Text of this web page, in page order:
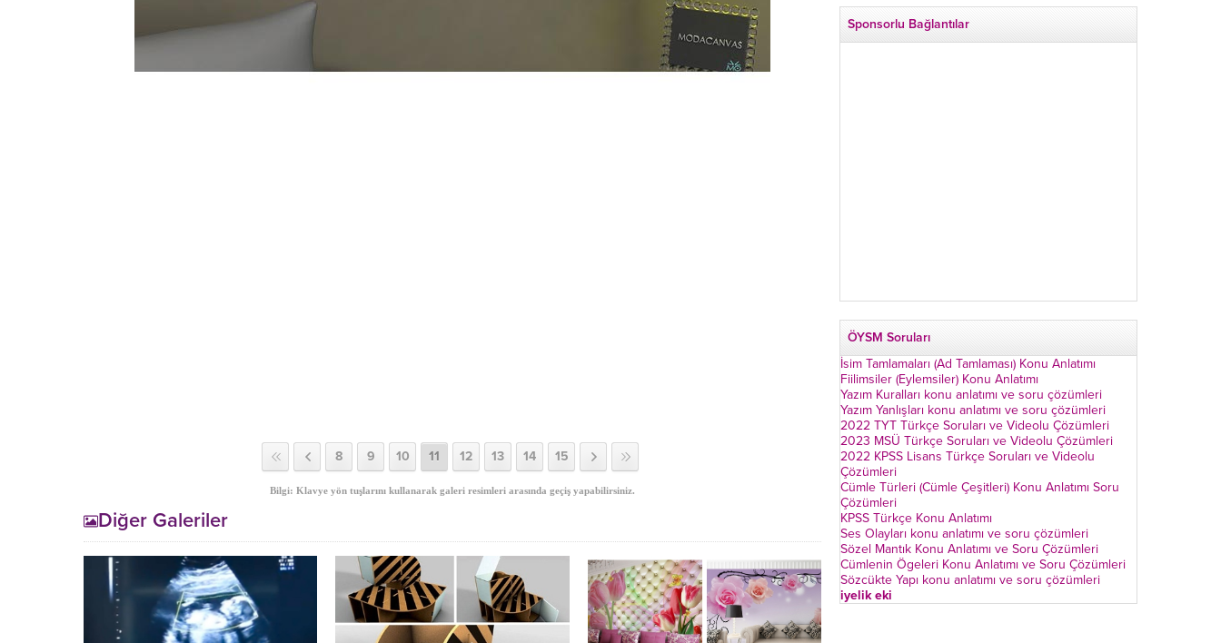
8 9 10 11 12 13 14 15
Bilgi: Klavye yön tuşlarını kullanarak galeri resimleri arasında geçiş yapabilirsiniz.
Diğer Galeriler
Sponsorlu Bağlantılar
ÖYSM Soruları
İsim Tamlamaları (Ad Tamlaması) Konu Anlatımı
Fiilimsiler (Eylemsiler) Konu Anlatımı
Yazım Kuralları konu anlatımı ve soru çözümleri
Yazım Yanlışları konu anlatımı ve soru çözümleri
2022 TYT Türkçe Soruları ve Videolu Çözümleri
2023 MSÜ Türkçe Soruları ve Videolu Çözümleri
2022 KPSS Lisans Türkçe Soruları ve Videolu
Çözümleri
Cümle Türleri (Cümle Çeşitleri) Konu Anlatımı Soru
Çözümleri
KPSS Türkçe Konu Anlatımı
Ses Olayları konu anlatımı ve soru çözümleri
Sözel Mantık Konu Anlatımı ve Soru Çözümleri
Cümlenin Ögeleri Konu Anlatımı ve Soru Çözümleri
Sözcükte Yapı konu anlatımı ve soru çözümleri
iyelik eki